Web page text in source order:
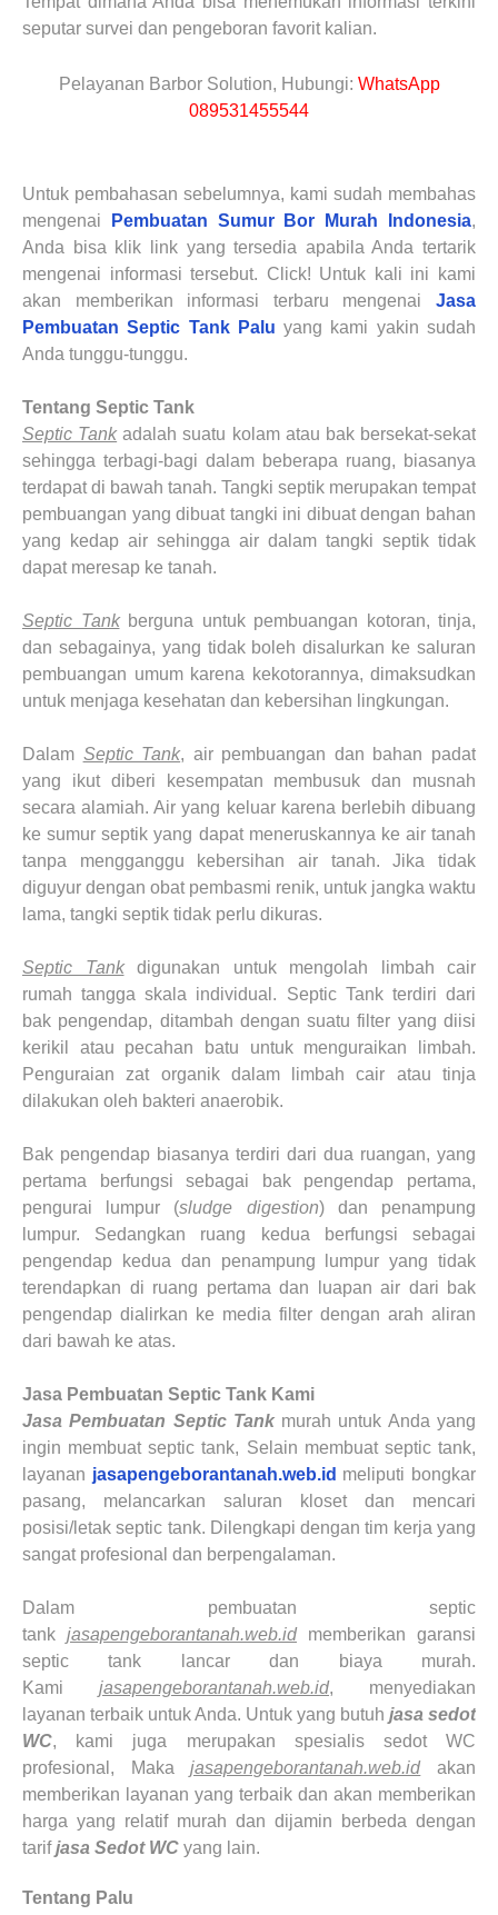
seputar survei dan pengeboran favorit kalian.
Pelayanan Barbor Solution, Hubungi: WhatsApp
089531455544
Untuk pembahasan sebelumnya, kami sudah membahas
mengenai
Pembuatan Sumur Bor Murah Indonesia,
Anda bisa klik link yang tersedia apabila Anda tertarik
mengenai informasi tersebut. Click! Untuk kali ini kami
akan memberikan informasi terbaru mengenai Jasa
Pembuatan Septic Tank
Palu yang kami yakin sudah
Anda tunggu-tunggu.
Tentang Septic Tank
Septic Tankadalah suatu kolam atau bak bersekat-sekat
sehingga terbagi-bagi dalam beberapa ruang, biasanya
terdapat di bawah tanah. Tangki septik merupakan tempat
pembuangan yang dibuat tangki ini dibuat dengan bahan
yang kedap air sehingga air dalam tangki septik tidak
dapat meresap ke tanah.
Septic Tankberguna untuk pembuangan kotoran, tinja,
dan sebagainya, yang tidak boleh disalurkan ke saluran
pembuangan umum karena kekotorannya, dimaksudkan
untuk menjaga kesehatan dan kebersihan lingkungan.
Dalam Septic Tank, air pembuangan dan bahan padat
yang ikut diberi kesempatan membusuk dan musnah
secara alamiah. Air yang keluar karena berlebih dibuang
ke sumur septik yang dapat meneruskannya ke air tanah
tanpa mengganggu kebersihan air tanah. Jika tidak
diguyur dengan obat pembasmi renik, untuk jangka waktu
lama, tangki septik tidak perlu dikuras.
Septic Tankdigunakan untuk mengolah limbah cair
rumah tangga skala individual. Septic Tank terdiri dari
bak pengendap, ditambah dengan suatu filter yang diisi
kerikil atau pecahan batu untuk menguraikan limbah.
Penguraian zat organik dalam limbah cair atau tinja
dilakukan oleh bakteri anaerobik.
Bak pengendap biasanya terdiri dari dua ruangan, yang
pertama berfungsi sebagai bak pengendap pertama,
pengurai lumpur (sludge digestion) dan penampung
lumpur. Sedangkan ruang kedua berfungsi sebagai
pengendap kedua dan penampung lumpur yang tidak
terendapkan di ruang pertama dan luapan air dari bak
pengendap dialirkan ke media filter dengan arah aliran
dari bawah ke atas.
Jasa Pembuatan Septic Tank Kami
Jasa Pembuatan Septic Tank murah untuk Anda yang
ingin membuat septic tank, Selain membuat septic tank,
layanan jasapengeborantanah.web.id meliputi bongkar
pasang, melancarkan saluran kloset dan mencari
posisi/letak septic tank. Dilengkapi dengan tim kerja yang
sangat profesional dan berpengalaman.
Dalam pembuatan septic
tank jasapengeborantanah.web.id
memberikan garansi
septic tank lancar dan biaya murah.
Kami jasapengeborantanah.web.id, menyediakan
layanan terbaik untuk Anda. Untuk yang butuh jasa sedot
WC, kami juga merupakan spesialis sedot WC
profesional, Makajasapengeborantanah.web.id
akan
memberikan layanan yang terbaik dan akan memberikan
harga yang relatif murah dan dijamin berbeda dengan
tarifjasa Sedot WC yang lain.
Tentang Palu